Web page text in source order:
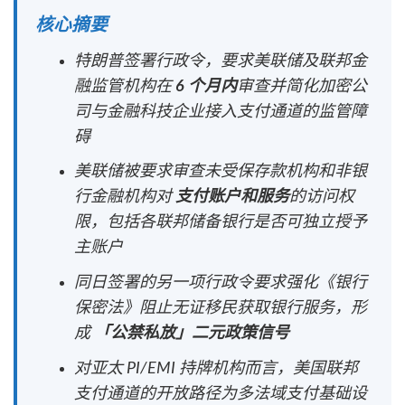
核心摘要
特朗普签署行政令，要求美联储及联邦金
融监管机构在6 个月内审查并简化加密公
司与金融科技企业接入支付通道的监管障
碍
美联储被要求审查未受保存款机构和非银
行金融机构对支付账户和服务的访问权
限，包括各联邦储备银行是否可独立授予
主账户
同日签署的另一项行政令要求强化《银行
保密法》阻止无证移民获取银行服务，形
成
「公禁私放」二元政策信号
对亚太 PI/EMI 持牌机构而言，美国联邦
支付通道的开放路径为多法域支付基础设